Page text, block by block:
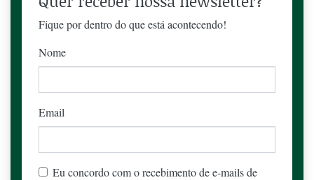
Fique por dentro do que está acontecendo!
Nome
Email
Eu concordo com o recebimento de e-mails de